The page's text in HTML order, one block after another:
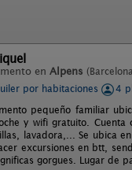
en Alpens
por habitaciones
4
pequeño familiar
y wifi gratuito.
lavadora,... Se ubica
excursiones en btt,
gorgues. Lugar de